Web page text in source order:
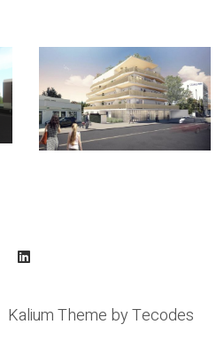
Kalium Theme byTecodes